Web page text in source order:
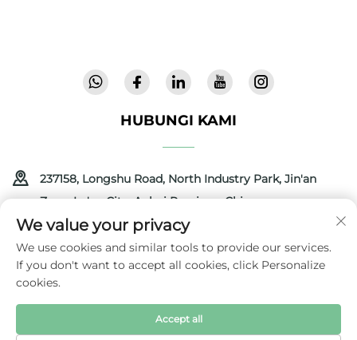
HUBUNGI KAMI
237158, Longshu Road, North Industry Park, Jin'an
Zone, Lu'an City, Anhui Province, China
+86-13516489604
[email protected]
Hak Cipta © 2025 oleh Anhui Coolbaby Science & Technology
We value your privacy
We use cookies and similar tools to provide our services.
If you don't want to accept all cookies, click Personalize
cookies.
Accept all